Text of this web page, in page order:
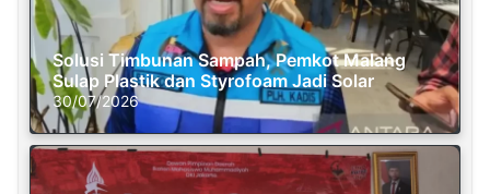
Solusi Timbunan Sampah, Pemkot Malang
Sulap Plastik dan Styrofoam Jadi Solar
30/07/2026